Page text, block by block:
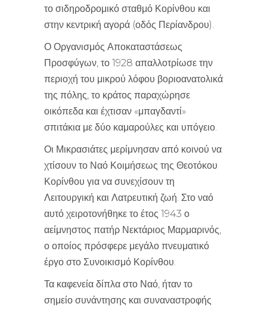
το σιδηροδρομικό σταθμό Κορίνθου και
στην κεντρική αγορά (οδός Περίανδρου).
Ο Οργανισμός Αποκαταστάσεως
Προσφύγων, το 1928 απαλλοτρίωσε την
περιοχή του μικρού λόφου βοριοανατολικά
της πόλης, το κράτος παραχώρησε
οικόπεδα και έχτισαν «μπαγδαντί»
σπιτάκια με δύο καμαρούλες και υπόγειο.
Οι Μικρασιάτες μερίμνησαν από κοινού να
χτίσουν το Ναό Κοιμήσεως της Θεοτόκου
Κορίνθου για να συνεχίσουν τη
Λειτουργική και Λατρευτική ζωή. Στο ναό
αυτό χειροτονήθηκε το έτος 1943 ο
αείμνηστος πατήρ Νεκτάριος Μαρμαρινός,
ο οποίος πρόσφερε μεγάλο πνευματικό
έργο στο Συνοικισμό Κορίνθου.
Τα καφενεία δίπλα στο Ναό, ήταν το
σημείο συνάντησης και συναναστροφής